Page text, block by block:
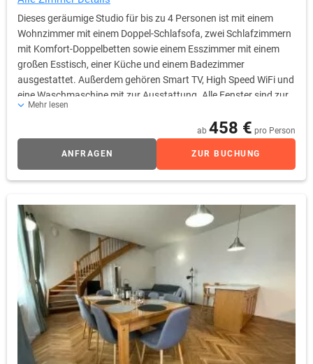
Dieses geräumige Studio für bis zu 4 Personen ist mit einem
Wohnzimmer mit einem Doppel-Schlafsofa, zwei Schlafzimmern
mit Komfort-Doppelbetten sowie einem Esszimmer mit einem
großen Esstisch, einer Küche und einem Badezimmer
ausgestattet. Außerdem gehören Smart TV, High Speed WiFi und
eine Waschmaschine mit zur Ausstattung. Alle Fenster sind zur
Straßenseite ausgerichtet.
Mehr lesen
ab 458 € pro Person
ANFRAGEN ZUR BUCHUNG